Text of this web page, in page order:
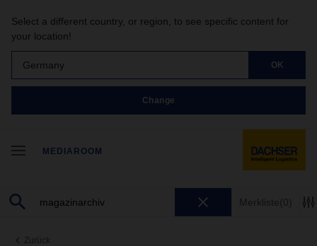
Select a different country, or region, to see specific content for
your location!
Germany OK
Change
MEDIAROOM
Merkliste(0)
Zurück